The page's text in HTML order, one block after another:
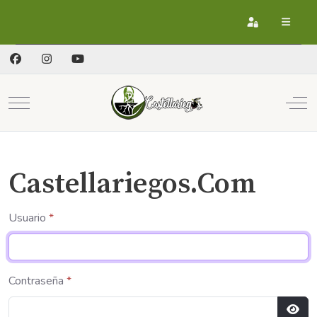
Registrarse
Mobile Menu Toggle
Castellariegos.Com
Usuario *
Contraseña *